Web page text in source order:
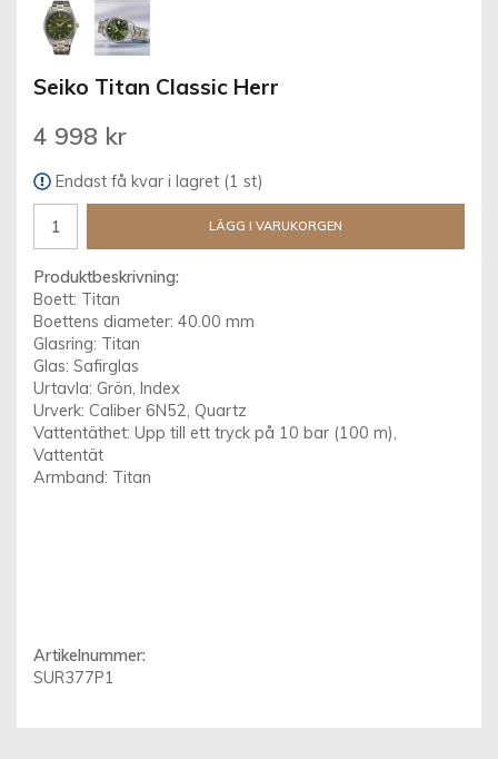
Seiko Titan Classic Herr
4 998 kr
Endast få kvar i lagret (1 st)
LÄGG I VARUKORGEN
Produktbeskrivning:
Boett: Titan
Boettens diameter: 40.00 mm
Glasring: Titan
Glas: Safirglas
Urtavla: Grön, Index
Urverk: Caliber 6N52, Quartz
Vattentäthet: Upp till ett tryck på 10 bar (100 m),
Vattentät
Armband: Titan
Artikelnummer:
SUR377P1